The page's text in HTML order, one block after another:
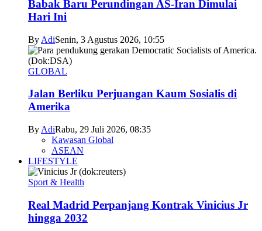
Babak Baru Perundingan AS-Iran Dimulai
Hari Ini
By AdiSenin, 3 Agustus 2026, 10:55
GLOBAL
Jalan Berliku Perjuangan Kaum Sosialis di
Amerika
By AdiRabu, 29 Juli 2026, 08:35
Kawasan Global
ASEAN
LIFESTYLE
Sport & Health
Real Madrid Perpanjang Kontrak Vinicius Jr
hingga 2032